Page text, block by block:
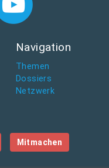
Navigation
Themen
Dossiers
Netzwerk
Mitmachen